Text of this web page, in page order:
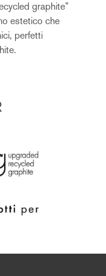
graphite”
estetico che
perfetti